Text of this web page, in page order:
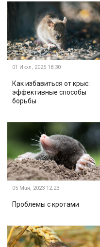
01 Июл, 2025 18:30
Как избавиться от крыс:
эффективные способы
борьбы
05 Мая, 2023 12:23
Проблемы с кротами